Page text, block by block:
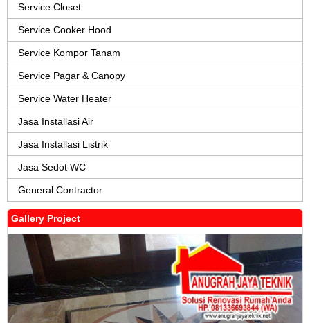
Service Closet
Service Cooker Hood
Service Kompor Tanam
Service Pagar & Canopy
Service Water Heater
Jasa Installasi Air
Jasa Installasi Listrik
Jasa Sedot WC
General Contractor
Gallery Project